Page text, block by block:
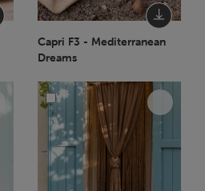
Capri F3 - Mediterranean
Dreams